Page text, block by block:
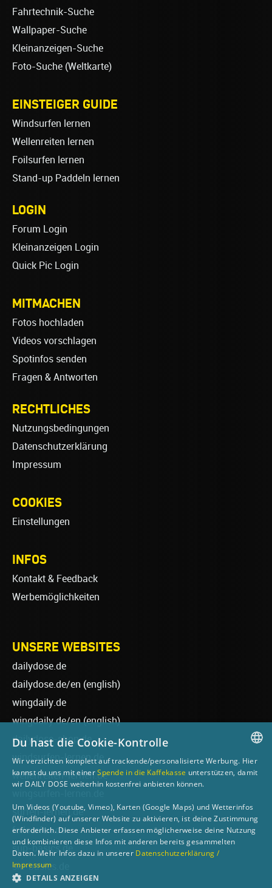
Fahrtechnik-Suche
Wallpaper-Suche
Kleinanzeigen-Suche
Foto-Suche (Weltkarte)
EINSTEIGER GUIDE
Windsurfen lernen
Wellenreiten lernen
Foilsurfen lernen
Stand-up Paddeln lernen
LOGIN
Forum Login
Kleinanzeigen Login
Quick Pic Login
MITMACHEN
Fotos hochladen
Videos vorschlagen
Spotinfos senden
Fragen & Antworten
RECHTLICHES
Nutzungsbedingungen
Datenschutzerklärung
Impressum
COOKIES
Einstellungen
INFOS
Kontakt & Feedback
Werbemöglichkeiten
UNSERE WEBSITES
dailydose.de
dailydose.de/en (english)
wingdaily.de
wingdaily.de/en(english)
dailydose-shop.de
windsurfen-lernen.de
wellenreiten-lernen.de
surfen-lernen.de
foilsurfen.de
sup-basics.de
ski-basics.de
GERMAN
Du hast die Cookie-Kontrolle
Wir verzichten komplett auf trackende/personalisierte Werbung. Hier
kannst du uns mit einerSpende in die Kaffekasse unterstützen, damit
wir DAILY DOSE weiterhin kostenfrei anbieten können.
Um Videos (Youtube, Vimeo), Karten (Google Maps) und Wetterinfos
(Windfinder) auf unserer Website zu aktivieren, ist deine Zustimmung
erforderlich. Diese Anbieter erfassen möglicherweise deine Nutzung
und kombinieren diese Infos mit anderen bereits gesammelten
Daten. Mehr Infos dazu in unserer Datenschutzerklärung /
Impressum
DETAILS ANZEIGEN